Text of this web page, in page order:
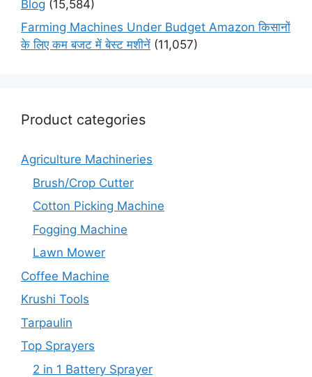
Blog (15,584)
Farming Machines Under Budget Amazon किसानों
के लिए कम बजट में बेस्ट मशीनें (11,057)
Product categories
Agriculture Machineries
Brush/Crop Cutter
Cotton Picking Machine
Fogging Machine
Lawn Mower
Coffee Machine
Krushi Tools
Tarpaulin
Top Sprayers
2 in 1 Battery Sprayer